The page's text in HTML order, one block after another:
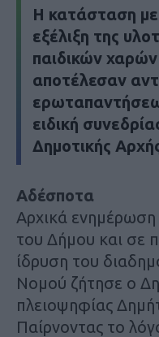
Η κατάσταση
εξέλιξη της
παιδικών
αποτέλεσαν
ειδική
Δημοτικής
Αδέσποτα
Αρχικά
του Δήμου και σε
ίδρυση του
Νομού ζήτησε ο
πλειοψηφίας
Παίρνοντας το